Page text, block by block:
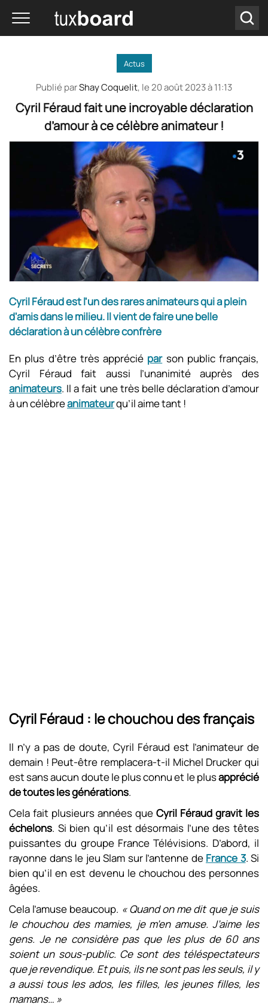
Actus
Publié parShay Coquelit, le20 août 2023 à 11:13
Cyril Féraud fait une incroyable déclaration
d’amour à ce célèbre animateur !
Cyril Féraud est l'un des rares animateurs qui a plein
d'amis dans le milieu. Il vient de faire une belle
déclaration à un célèbre confrère
En plus d’être très apprécié parson public français,
Cyril Féraud fait aussi l’unanimité auprès des
animateurs. Il a fait une très belle déclaration d’amour
à un célèbreanimateurqu’il aime tant !
Cyril Féraud : le chouchou des français
Il n’y a pas de doute, Cyril Féraud est l’animateur de
demain ! Peut-être remplacera-t-il Michel Drucker qui
est sans aucun doute le plus connu et le plusapprécié
de toutes les générations.
Cela fait plusieurs années que Cyril Féraud gravit les
échelons. Si bien qu’il est désormais l’une des têtes
puissantes du groupe France Télévisions. D’abord, il
rayonne dans le jeu Slam sur l’antenne de France 3. Si
bien qu’il en est devenu le chouchou des personnes
âgées.
Cela l’amuse beaucoup. « Quand on me dit que je suis
le chouchou des mamies, je m’en amuse. J’aime les
gens. Je ne considère pas que les plus de 60 ans
soient un sous-public. Ce sont des téléspectateurs
que je revendique. Et puis, ils ne sont pas les seuls, il y
a aussi tous les ados, les filles, les jeunes filles, les
mamans… »